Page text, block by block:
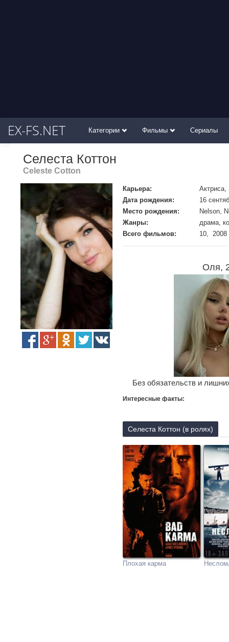
EX-FS.NET Категории Фильмы Сериалы
Селеста Коттон
Celeste Cotton
Карьера:
Дата рождения:
16
Место рождения:
Nelson,
Жанры:
драма,
Всего фильмов:
10, 2008
Оля,
Без обязательств и
Интересные факты:
Селеста Коттон (в ролях)
Плохая карма